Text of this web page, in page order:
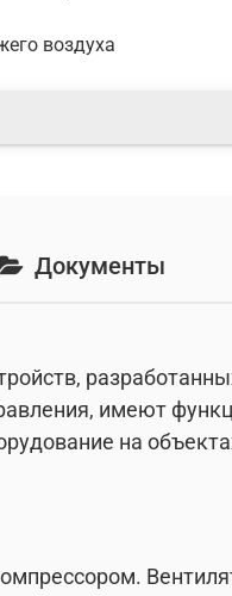
воздуха
Документы
имеют
на